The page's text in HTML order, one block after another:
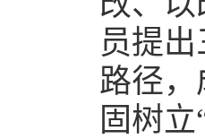
员提
路径，
固树